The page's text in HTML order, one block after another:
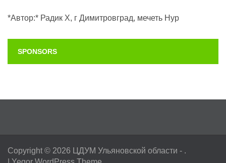
*Автор:* Радик Х, г Димитровград, мечеть Нур
SPONSORS
Copyright © 2026 ЦДУМ Ульяновской области - .